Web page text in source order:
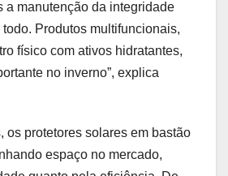
a manutenção da integridade
Produtos multifuncionais,
físico com ativos hidratantes,
no inverno”, explica
os protetores solares em bastão
espaço no mercado,